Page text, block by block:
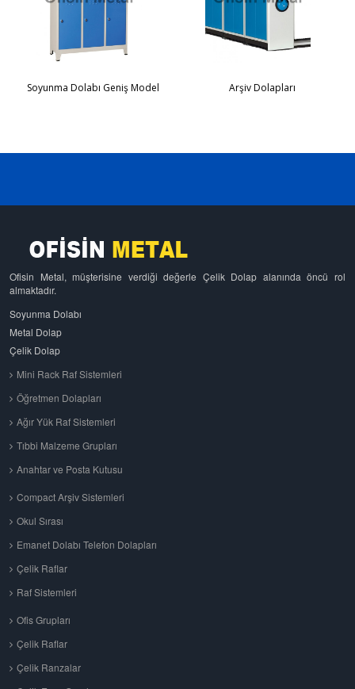
Soyunma Dolabı Geniş Model Arşiv Dolapları
Ofisin Metal, müşterisine verdiği değerle Çelik Dolap alanında öncü rol
almaktadır.
Soyunma Dolabı
Metal Dolap
Çelik Dolap
Mini Rack Raf Sistemleri
Öğretmen Dolapları
Ağır Yük Raf Sistemleri
Tıbbi Malzeme Grupları
Anahtar ve Posta Kutusu
Compact Arşiv Sistemleri
Okul Sırası
Emanet Dolabı Telefon Dolapları
Çelik Raflar
Raf Sistemleri
Ofis Grupları
Çelik Raflar
Çelik Ranzalar